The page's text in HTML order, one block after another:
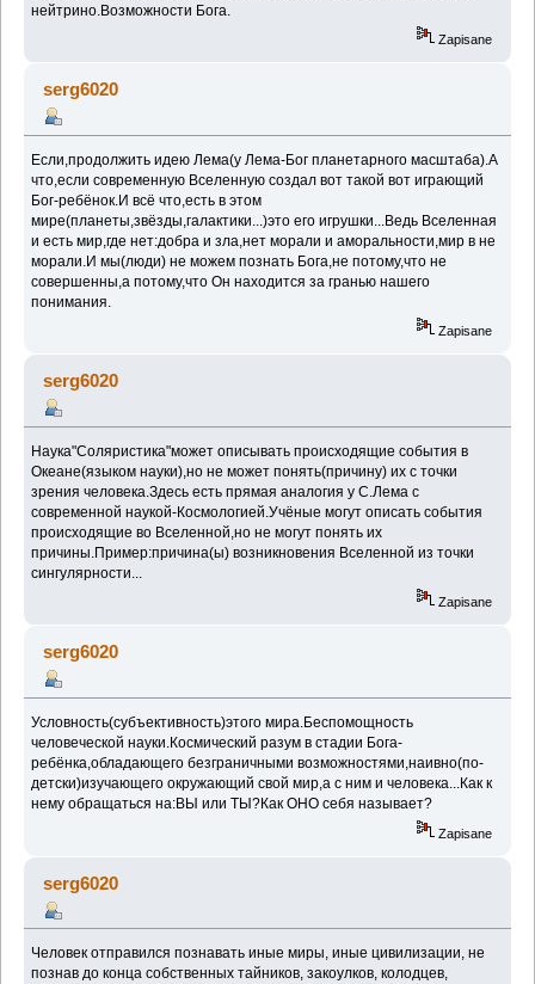
нейтрино.Возможности Бога.
Zapisane
serg6020
Если,продолжить идею Лема(у Лема-Бог планетарного масштаба).А
что,если современную Вселенную создал вот такой вот играющий
Бог-ребёнок.И всё что,есть в этом
мире(планеты,звёзды,галактики...)это его игрушки...Ведь Вселенная
и есть мир,где нет:добра и зла,нет морали и аморальности,мир в не
морали.И мы(люди) не можем познать Бога,не потому,что не
совершенны,а потому,что Он находится за гранью нашего
понимания.
Zapisane
serg6020
Наука"Соляристика"может описывать происходящие события в
Океане(языком науки),но не может понять(причину) их с точки
зрения человека.Здесь есть прямая аналогия у С.Лема с
современной наукой-Космологией.Учёные могут описать события
происходящие во Вселенной,но не могут понять их
причины.Пример:причина(ы) возникновения Вселенной из точки
сингулярности...
Zapisane
serg6020
Условность(субъективность)этого мира.Беспомощность
человеческой науки.Космический разум в стадии Бога-
ребёнка,обладающего безграничными возможностями,наивно(по-
детски)изучающего окружающий свой мир,а с ним и человека...Как к
нему обращаться на:ВЫ или ТЫ?Как ОНО себя называет?
Zapisane
serg6020
Человек отправился познавать иные миры, иные цивилизации, не
познав до конца собственных тайников, закоулков, колодцев,